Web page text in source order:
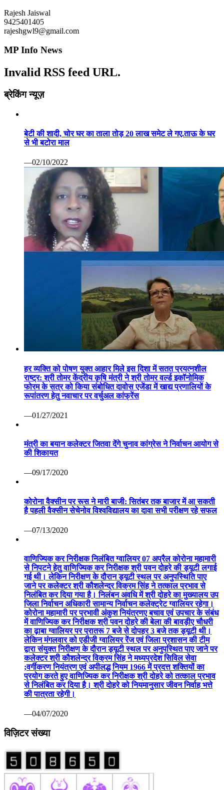
Rajesh Jaiswal
9425401405
rajeshgwl9@gmail.com
MP Info News
Invalid RSS feed URL.
ब्रेकिंग न्यूज़
बेटी की शादी, चोर घर का ताला तोड़ 20 लाख समेट ले गए.ताऊ के घर
से भी बटोरा माल
—02/10/2022
हर व्यक्ति को पोषण युक्त आहार मिले इस दिशा में सतत प्रयत्नशील
राष्ट्र: श्री तोमर केंद्रीय कृषि मंत्री ने श्री तोमर वर्ल्ड इकॉनोमिक
फोरम के सत्र को किया संबोधित दावोस एजेंडा में खाद्य प्रणालियों के
रूपांतरण हेतु नवाचार पर वर्चुअल कांफ्रेंस
—01/27/2021
मंत्री का बयान कलेक्टर जितवा देंगे चुनाव कांग्रेस ने निर्वाचन आयोग से
की शिकायत
—09/17/2020
कोरोना वैक्सीन पर रूस ने मारी बाजी: सितंबर तक बाजार में आ सकती
है पहली वैक्सीन सेचेनोव विश्वविद्यालय का दावा सभी परीक्षण रहे सफल
—07/13/2020
वाणिज्यिक कर निरीक्षक निलंबित ग्वालियर 07 अप्रैल कोरोना महामारी
से निपटने हेतु वाणिज्यिक कर निरीक्षक श्री पवन दोहरे की ड्यूटी लगाई
गई थी। लेकिन निरीक्षण के दौरान ड्यूटी स्थल पर अनुपस्थिति पाए
जाने पर कलेक्टर श्री कौशलेन्द्र विक्रम सिंह ने तत्काल प्रभाव से
निलंबित कर दिया गया है। निलंबन अवधि में श्री दोहरे का मुख्यालय उप
जिला निर्वाचन अधिकारी सामान्य निर्वाचन कलेक्ट्रेट ग्वालियर रहेगा।
कोरोना महामारी पर प्रभावी अंकुश नियंत्रणए बचाव एवं उपचार के संबंध
में वाणिज्यिक कर निरीक्षक श्री पवन दोहरे की बेला की बावड़ीए चौधरी
का ढ़ाबा ग्वालियर पर प्रातरू 7 बजे से दोपहर 3 बजे तक ड्यूटी थी।
लेकिन मंगलवार को एडीजी ग्वालियर रेंज एवं जिला प्रशासन की टीम
द्वारा संयुक्त निरीक्षण के दौरान ड्यूटी स्थल पर अनुपस्थित पाए जाने पर
कलेक्टर श्री कौशलेन्द्र विक्रम सिंह ने मध्यप्रदेश सिविल सेवा
;वर्गीकरण नियंत्रण एवं अपीलद्ध नियम 1966 में प्रदत्त शक्तियों का
प्रयोग करते हुए वाणिज्यिक कर निरीक्षक श्री दोहरे को तत्काल प्रभाव
से निलंबित कर दिया है। श्री दोहरे को नियमानुसार जीवन निर्वाह भत्ते
की पात्रता रहेगी।
—04/07/2020
विज़िटर संख्या